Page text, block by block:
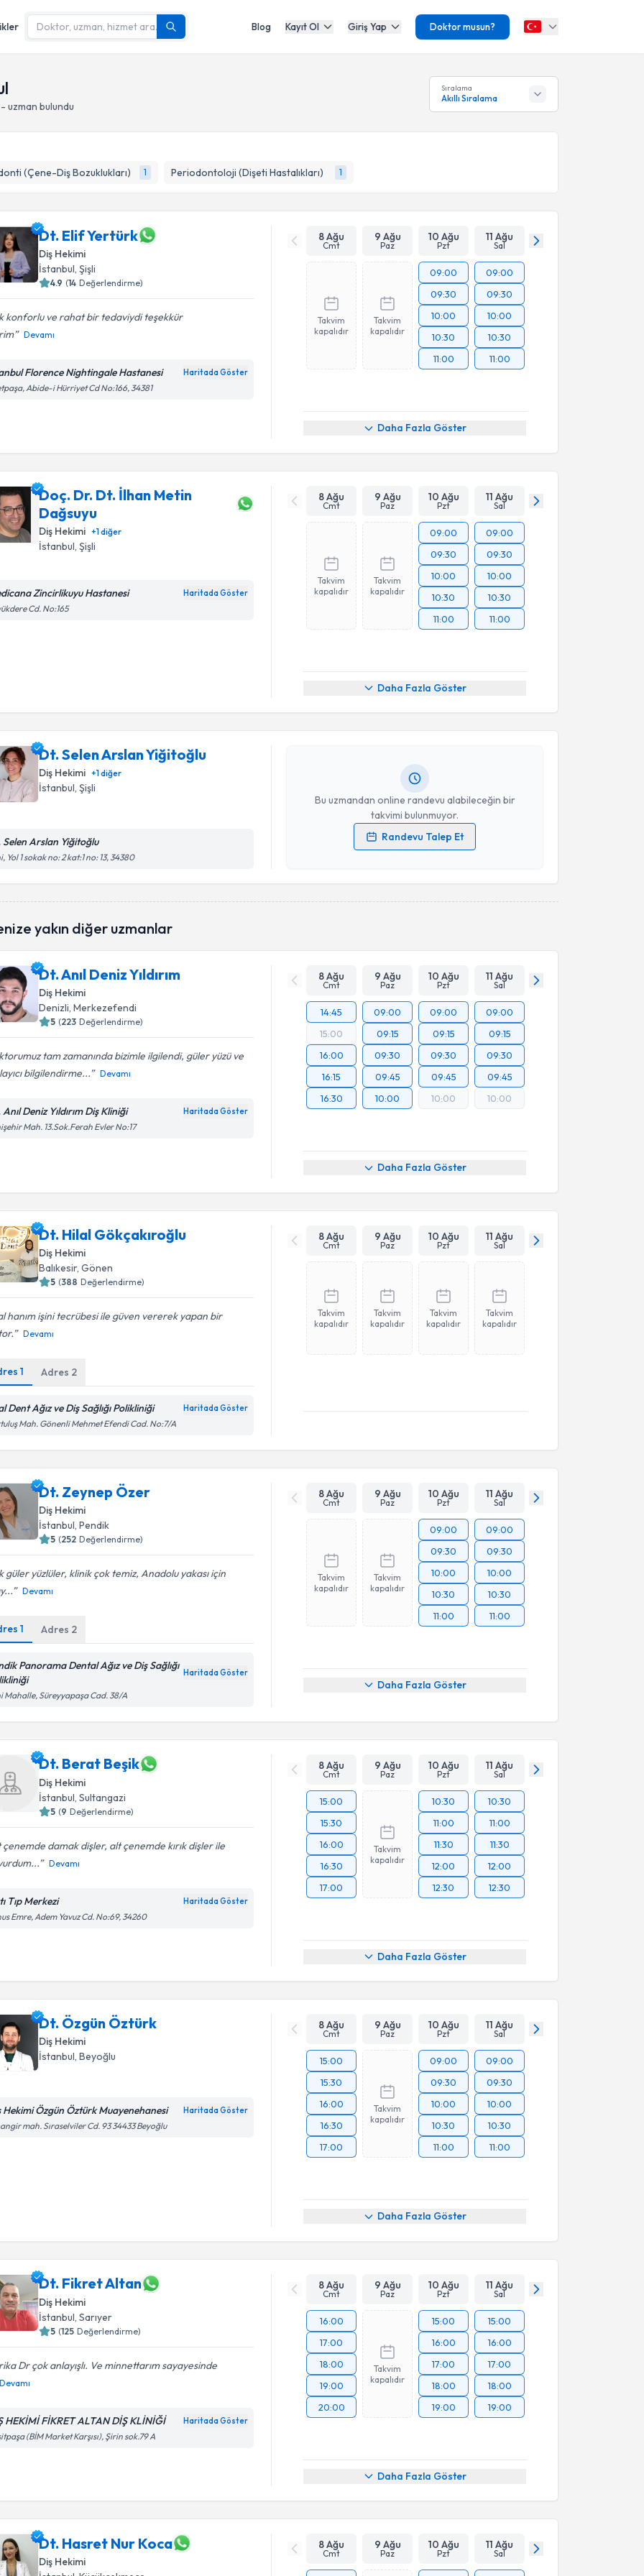
Blog Kayıt Ol Giriş Yap Doktor musun?
uzman bulundu
Sıralama
Akıllı Sıralama
(Çene-Diş Bozuklukları) 1 Periodontoloji (Dişeti Hastalıkları) 1
Dt. Elif Yertürk
Diş Hekimi
İstanbul, Şişli
4.9 (14 Değerlendirme)
konforlu ve rahat bir tedaviydi teşekkür
Devamı
Florence Nightingale Hastanesi Haritada Göster
Abide-i Hürriyet Cd No:166, 34381
8 Ağu
Cmt
9 Ağu
Paz
10 Ağu
Pzt
11 Ağu
Sal
Takvim
kapalıdır
Takvim
kapalıdır
09:00
09:30
10:00
10:30
11:00
09:00
09:30
10:00
10:30
11:00
Daha Fazla Göster
Doç. Dr. Dt. İlhan Metin
Dağsuyu
Diş Hekimi +1diğer
İstanbul , Şişli
Zincirlikuyu Hastanesi Haritada Göster
Cd. No:165
8 Ağu
Cmt
9 Ağu
Paz
10 Ağu
Pzt
11 Ağu
Sal
Takvim
kapalıdır
Takvim
kapalıdır
09:00
09:30
10:00
10:30
11:00
09:00
09:30
10:00
10:30
11:00
Daha Fazla Göster
Dt. Selen Arslan Yiğitoğlu
Diş Hekimi +1diğer
İstanbul, Şişli
Selen Arslan Yiğitoğlu
Yol 1 sokak no: 2 kat:1 no: 13, 34380
Bu uzmandan online randevu alabileceğin bir
takvimi bulunmuyor.
Randevu Talep Et
Randevu Takvimi Talebi
Kişisel verilerimin işlenmesine ilişkinAydınlatma Metni
işlenmesini kabul ediyorum.
yakın diğer uzmanlar
Dt. Anıl Deniz Yıldırım
Diş Hekimi
Denizli, Merkezefendi
5 (223 Değerlendirme)
tam zamanında bizimle ilgilendi, güler yüzü ve
bilgilendirme...
Devamı
Deniz Yıldırım Diş Kliniği Haritada Göster
Mah. 13.Sok.Ferah Evler No:17
8 Ağu
Cmt
9 Ağu
Paz
10 Ağu
Pzt
11 Ağu
Sal
14:45
15:00
16:00
16:15
16:30
09:00
09:15
09:30
09:45
10:00
09:00
09:15
09:30
09:45
10:00
09:00
09:15
09:30
09:45
10:00
Daha Fazla Göster
Dt. Hilal Gökçakıroğlu
Diş Hekimi
Balıkesir, Gönen
5 (388 Değerlendirme)
hanım işini tecrübesi ile güven vererek yapan bir
Devamı
1 Adres 2
Dent Ağız ve Diş Sağlığı Polikliniği Haritada Göster
Mah. Gönenli Mehmet Efendi Cad. No:7/A
8 Ağu
Cmt
9 Ağu
Paz
10 Ağu
Pzt
11 Ağu
Sal
Takvim
kapalıdır
Takvim
kapalıdır
Takvim
kapalıdır
Takvim
kapalıdır
Dt. Zeynep Özer
Diş Hekimi
İstanbul , Pendik
5 (252 Değerlendirme)
güler yüzlüler, klinik çok temiz, Anadolu yakası için
Devamı
1 Adres 2
Panorama Dental Ağız ve Diş Sağlığı
Haritada Göster
Mahalle, Süreyyapaşa Cad. 38/A
8 Ağu
Cmt
9 Ağu
Paz
10 Ağu
Pzt
11 Ağu
Sal
Takvim
kapalıdır
Takvim
kapalıdır
09:00
09:30
10:00
10:30
11:00
09:00
09:30
10:00
10:30
11:00
Daha Fazla Göster
Dt. Berat Beşik
Diş Hekimi
İstanbul , Sultangazi
5 (9 Değerlendirme)
çenemde damak dişler, alt çenemde kırık dişler ile
Devamı
Tıp Merkezi Haritada Göster
Emre, Adem Yavuz Cd. No:69, 34260
8 Ağu
Cmt
9 Ağu
Paz
10 Ağu
Pzt
11 Ağu
Sal
15:00
15:30
16:00
16:30
17:00
Takvim
kapalıdır
10:30
11:00
11:30
12:00
12:30
10:30
11:00
11:30
12:00
12:30
Daha Fazla Göster
Dt. Özgün Öztürk
Diş Hekimi
İstanbul, Beyoğlu
Hekimi Özgün Öztürk Muayenehanesi Haritada Göster
mah. Sıraselviler Cd. 93 34433 Beyoğlu
8 Ağu
Cmt
9 Ağu
Paz
10 Ağu
Pzt
11 Ağu
Sal
15:00
15:30
16:00
16:30
17:00
Takvim
kapalıdır
09:00
09:30
10:00
10:30
11:00
09:00
09:30
10:00
10:30
11:00
Daha Fazla Göster
Dt. Fikret Altan
Diş Hekimi
İstanbul , Sarıyer
5 (125 Değerlendirme)
Dr çok anlayışlı. Ve minnettarım sayayesinde
Devamı
HEKİMİ FİKRET ALTAN DİŞ KLİNİĞİ Haritada Göster
(BİM Market Karşısı), Şirin sok.79 A
8 Ağu
Cmt
9 Ağu
Paz
10 Ağu
Pzt
11 Ağu
Sal
16:00
17:00
18:00
19:00
20:00
Takvim
kapalıdır
15:00
16:00
17:00
18:00
19:00
15:00
16:00
17:00
18:00
19:00
Daha Fazla Göster
Dt. Hasret Nur Koca
Diş Hekimi
8 Ağu
Cmt
9 Ağu
Paz
10 Ağu
Pzt
11 Ağu
Sal